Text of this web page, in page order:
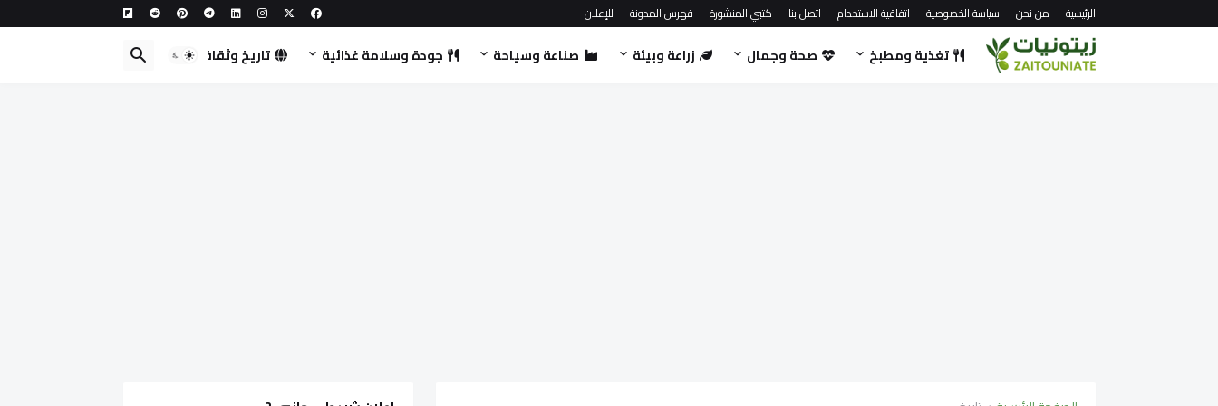
الرئيسية من نحن سياسة الخصوصية اتفاقية الاستخدام اتصل بنا كتبي المنشورة فهرس المدونة للإعلان
تغذية ومطبخ صحة وجمال زراعة وبيئة صناعة وسياحة جودة وسلامة غذائية تاريخ وثقافة